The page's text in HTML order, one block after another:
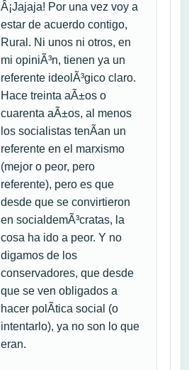
Â¡Jajaja! Por una vez voy a
estar de acuerdo contigo,
Rural. Ni unos ni otros, en
mi opiniÃ³n, tienen ya un
referente ideolÃ³gico claro.
Hace treinta aÃ±os o
cuarenta aÃ±os, al menos
los socialistas tenÃ­an un
referente en el marxismo
(mejor o peor, pero
referente), pero es que
desde que se convirtieron
en socialdemÃ³cratas, la
cosa ha ido a peor. Y no
digamos de los
conservadores, que desde
que se ven obligados a
hacer polÃ­tica social (o
intentarlo), ya no son lo que
eran.